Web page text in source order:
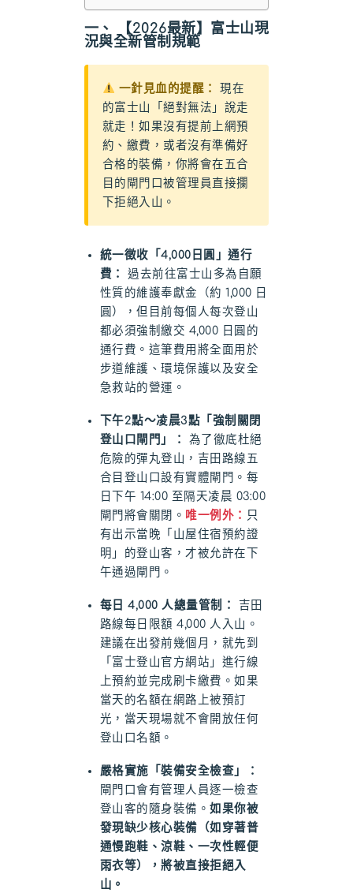
一、 【2026最新】富士山現
況與全新管制規範
一針見血的提醒：
現在
的富士山「絕對無法」說走
就走！如果沒有提前上網預
約、繳費，或者沒有準備好
合格的裝備，你將會在五合
目的閘門口被管理員直接攔
下拒絕入山。
統一徵收「4,000日圓」通行
費：
過去前往富士山多為自願
性質的維護奉獻金（約 1,000 日
圓），但目前每個人每次登山
都必須強制繳交 4,000 日圓的
通行費。這筆費用將全面用於
步道維護、環境保護以及安全
急救站的營運。
下午2點～凌晨3點「強制關閉
登山口閘門」：
為了徹底杜絕
危險的彈丸登山，吉田路線五
合目登山口設有實體閘門。每
日下午 14:00 至隔天凌晨 03:00
閘門將會關閉。 唯一例外： 只
有出示當晚「山屋住宿預約證
明」的登山客，才被允許在下
午通過閘門。
每日 4,000 人總量管制：
吉田
路線每日限額 4,000 人入山。
建議在出發前幾個月，就先到
「富士登山官方網站」進行線
上預約並完成刷卡繳費。如果
當天的名額在網路上被預訂
光，當天現場就不會開放任何
登山口名額。
嚴格實施「裝備安全檢查」：
閘門口會有管理人員逐一檢查
登山客的隨身裝備。如果你被
發現缺少核心裝備（如穿著普
通慢跑鞋、涼鞋、一次性輕便
雨衣等），將被直接拒絕入
山。